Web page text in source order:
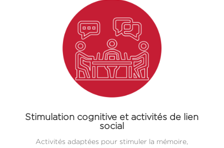
Stimulation cognitive et activités de lien
social
Activités adaptées pour stimuler la mémoire,